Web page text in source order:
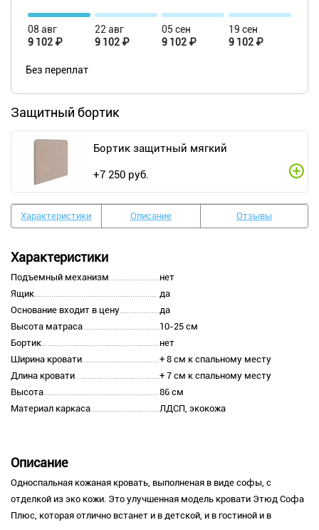
08 авг
9 102 ₽
22 авг
9 102 ₽
05 сен
9 102 ₽
19 сен
9 102 ₽
Без переплат
Защитный бортик
Бортик защитный мягкий
+7 250 руб.
Характеристики Описание Отзывы
Характеристики
Подъемный механизм
нет
Ящик
да
Основание входит в цену
да
Высота матраса
10-25 см
Бортик
нет
Ширина кровати
+ 8 см к спальному месту
Длина кровати
+ 7 см к спальному месту
Высота
86 см
Материал каркаса
ЛДСП, экокожа
Описание
Односпальная кожаная кровать, выполненая в виде софы, с
отделкой из эко кожи. Это улучшенная модель кровати Этюд Софа
Плюс, которая отлично встанет и в детской, и в гостиной и в